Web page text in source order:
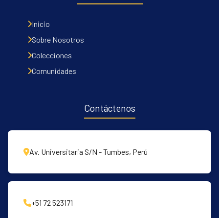
All of DSpace
Statistics
Contacto
Políticas
Inicio
Sobre Nosotros
Colecciones
Comunidades
Contáctenos
Av. Universitaria S/N - Tumbes, Perú
+51 72 523171